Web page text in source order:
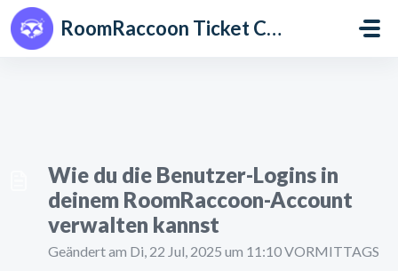
Zum hauptsächlichen Inhalt gehen
RoomRaccoon Ticket Centre
Wie du die Benutzer-Logins in
deinem RoomRaccoon-Account
verwalten kannst
Geändert am Di, 22 Jul, 2025 um 11:10 VORMITTAGS